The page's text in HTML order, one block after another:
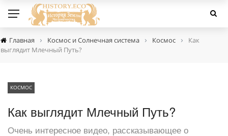
Главная › Космос и Солнечная система › Космос ›
Как
выглядит Млечный Путь?
КОСМОС
Как выглядит Млечный Путь?
Очень интересное видео, рассказывающее о